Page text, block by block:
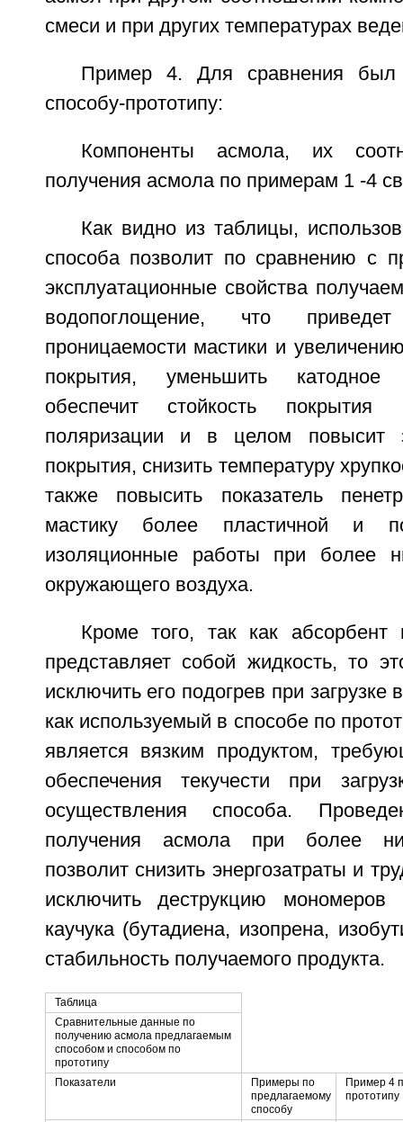
смеси и при других температурах
Пример 4. Для сравнения был
способу-прототипу:
Компоненты асмола, их
получения асмола по примерам 1 -4
Как видно из таблицы,
способа позволит по сравнению с
эксплуатационные свойства
водопоглощение, что
проницаемости мастики и
покрытия, уменьшить катодное
обеспечит стойкость
поляризации и в целом повысит
покрытия, снизить температуру
также повысить показатель
мастику более пластичной и
изоляционные работы при более
окружающего воздуха.
Кроме того, так как
представляет собой жидкость, то
исключить его подогрев при загрузке
как используемый в способе по
является вязким продуктом,
обеспечения текучести при
осуществления способа.
получения асмола при более
позволит снизить энергозатраты и
исключить деструкцию мономеров
каучука (бутадиена, изопрена,
стабильность получаемого продукта.
Таблица
Сравнительные данные по
получению асмола предлагаемым
способом и способом по
прототипу
Показатели
Примеры по
предлагаемому
способу
Пример 4
прототипу